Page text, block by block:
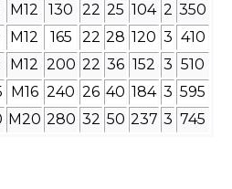
М12 130 22 25 104 2 350
М12 165 22 28 120 3 410
М12 200 22 36 152 3 510
М16 240 26 40 184 3 595
М20 280 32 50 237 3 745